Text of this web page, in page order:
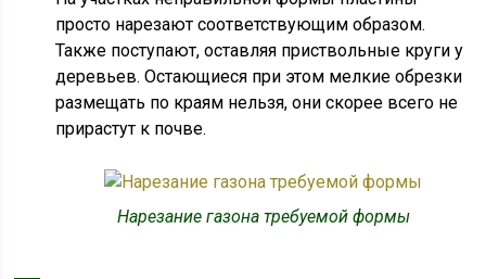
просто нарезают соответствующим образом.
Также поступают, оставляя приствольные круги у
деревьев. Остающиеся при этом мелкие обрезки
размещать по краям нельзя, они скорее всего не
прирастут к почве.
Нарезание газона требуемой формы